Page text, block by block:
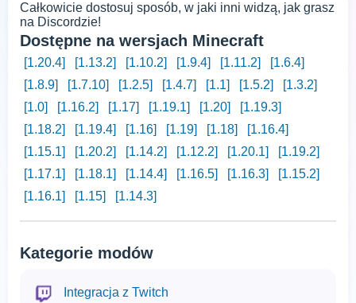
Całkowicie dostosuj sposób, w jaki inni widzą, jak grasz
na Discordzie!
Dostępne na wersjach Minecraft
[1.20.4] [1.13.2] [1.10.2] [1.9.4] [1.11.2]
[1.6.4]
[1.8.9]
[1.7.10] [1.2.5] [1.4.7] [1.1] [1.5.2]
[1.3.2]
[1.0]
[1.16.2] [1.17] [1.19.1] [1.20]
[1.19.3]
[1.18.2]
[1.19.4] [1.16] [1.19] [1.18]
[1.16.4]
[1.15.1]
[1.20.2] [1.14.2] [1.12.2] [1.20.1]
[1.19.2]
[1.17.1]
[1.18.1] [1.14.4] [1.16.5] [1.16.3]
[1.15.2]
[1.16.1]
[1.15] [1.14.3]
Kategorie modów
Integracja z Twitch